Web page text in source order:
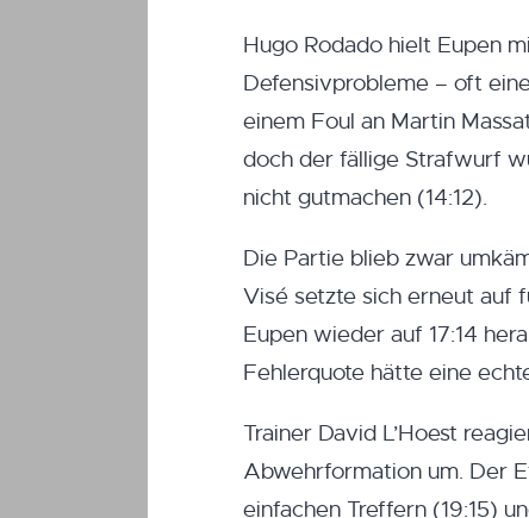
Hugo Rodado hielt Eupen
Defensivprobleme – oft
einem Foul an Martin
doch der fällige Strafwurf
nicht gutmachen (14:12).
Die Partie blieb zwar
Visé setzte sich erneut auf
Eupen wieder auf 17:14
Fehlerquote hätte eine
Trainer David L’Hoest
Abwehrformation um. Der
einfachen Treffern (19:15)